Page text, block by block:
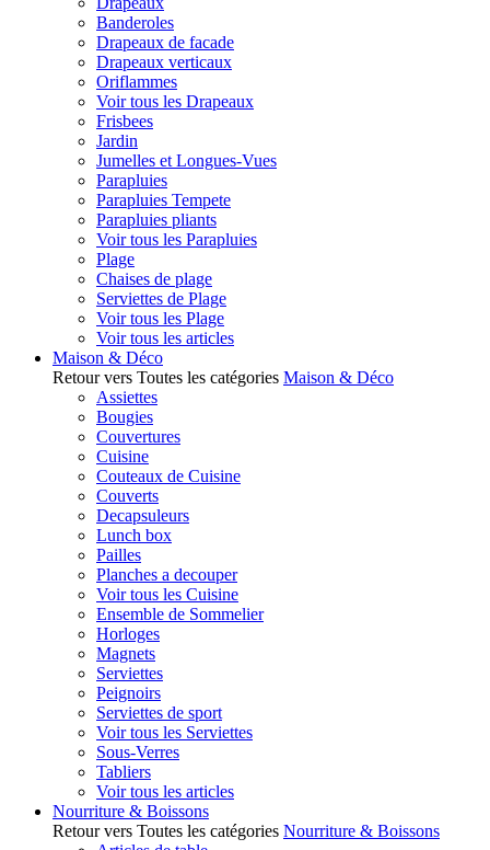
Banderoles
Drapeaux de facade
Drapeaux verticaux
Oriflammes
Voir tous les Drapeaux
Frisbees
Jardin
Jumelles et Longues-Vues
Parapluies
Parapluies Tempete
Parapluies pliants
Voir tous les Parapluies
Plage
Chaises de plage
Serviettes de Plage
Voir tous les Plage
Voir tous les articles
Maison & Déco
Retour vers Toutes les catégories Maison & Déco
Assiettes
Bougies
Couvertures
Cuisine
Couteaux de Cuisine
Couverts
Decapsuleurs
Lunch box
Pailles
Planches a decouper
Voir tous les Cuisine
Ensemble de Sommelier
Horloges
Magnets
Serviettes
Peignoirs
Serviettes de sport
Voir tous les Serviettes
Sous-Verres
Tabliers
Voir tous les articles
Nourriture & Boissons
Retour vers Toutes les catégories Nourriture & Boissons